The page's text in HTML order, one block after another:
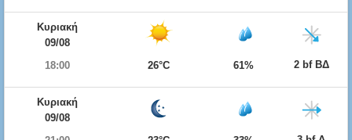
Κυριακή
09/08
18:00
26°C 61% 2 bf ΒΔ
Κυριακή
09/08